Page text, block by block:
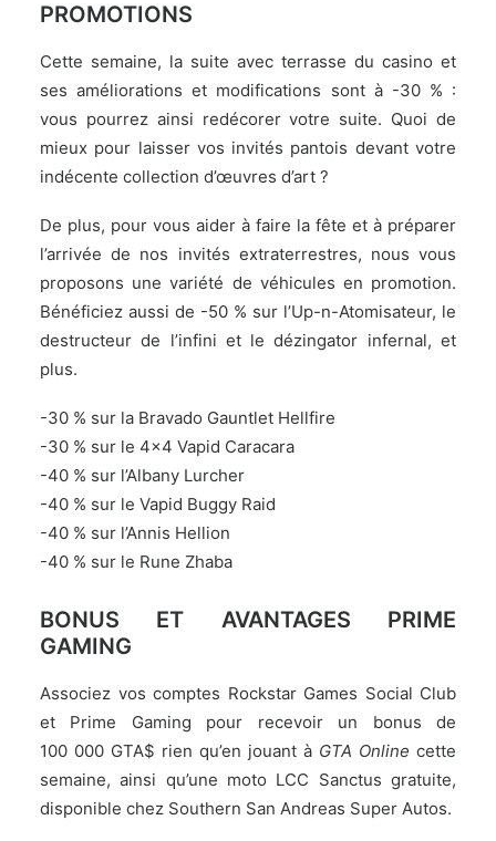
PROMOTIONS
Cette semaine, la suite avec terrasse du casino et
ses améliorations et modifications sont à -30 % :
vous pourrez ainsi redécorer votre suite. Quoi de
mieux pour laisser vos invités pantois devant votre
indécente collection d’œuvres d’art ?
De plus, pour vous aider à faire la fête et à préparer
l’arrivée de nos invités extraterrestres, nous vous
proposons une variété de véhicules en promotion.
Bénéficiez aussi de -50 % sur l’Up-n-Atomisateur, le
destructeur de l’infini et le dézingator infernal, et
plus.
-30 % sur la Bravado Gauntlet Hellfire
-30 % sur le 4×4 Vapid Caracara
-40 % sur l’Albany Lurcher
-40 % sur le Vapid Buggy Raid
-40 % sur l’Annis Hellion
-40 % sur le Rune Zhaba
BONUS ET AVANTAGES PRIME
GAMING
Associez vos comptes Rockstar Games Social Club
et Prime Gaming pour recevoir un bonus de
100 000 GTA$ rien qu’en jouant à GTA Online cette
semaine, ainsi qu’une moto LCC Sanctus gratuite,
disponible chez Southern San Andreas Super Autos.